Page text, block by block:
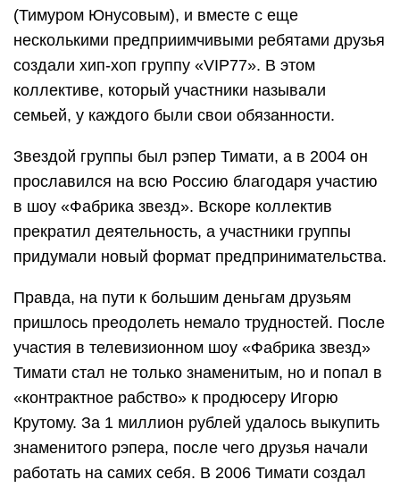
(Тимуром Юнусовым), и вместе с еще
несколькими предприимчивыми ребятами друзья
создали хип-хоп группу «VIP77». В этом
коллективе, который участники называли
семьей, у каждого были свои обязанности.
Звездой группы был рэпер Тимати, а в 2004 он
прославился на всю Россию благодаря участию
в шоу «Фабрика звезд». Вскоре коллектив
прекратил деятельность, а участники группы
придумали новый формат предпринимательства.
Правда, на пути к большим деньгам друзьям
пришлось преодолеть немало трудностей. После
участия в телевизионном шоу «Фабрика звезд»
Тимати стал не только знаменитым, но и попал в
«контрактное рабство» к продюсеру Игорю
Крутому. За 1 миллион рублей удалось выкупить
знаменитого рэпера, после чего друзья начали
работать на самих себя. В 2006 Тимати создал